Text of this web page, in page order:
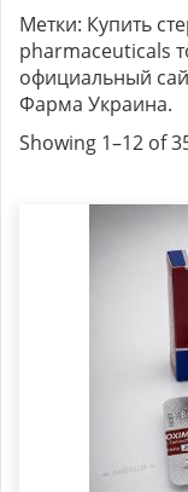
Метки: Купить
pharmaceuticals
официальный
Фарма Украина.
Showing 1–12 of